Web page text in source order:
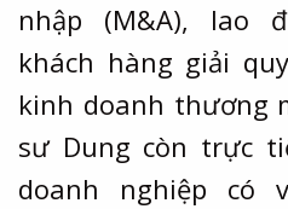
nhập (M&A), lao
khách hàng giải
kinh doanh thương
sư Dung còn trực
doanh nghiệp có